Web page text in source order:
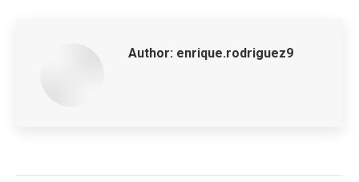
Author: enrique.rodriguez9